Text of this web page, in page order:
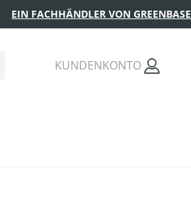
EIN FACHHÄNDLER VON GREENBASE
KUNDENKONTO